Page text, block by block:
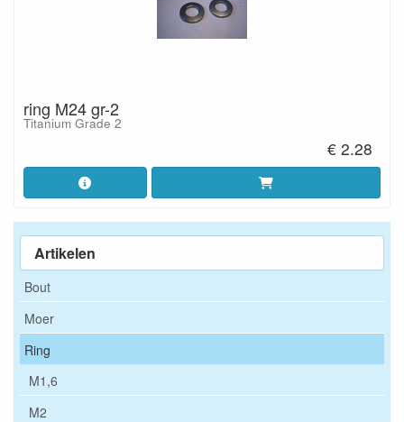
Artikelen
Bout
Moer
Ring
M1,6
M2
ring M24 gr-2
Titanium Grade 2
€ 2.28